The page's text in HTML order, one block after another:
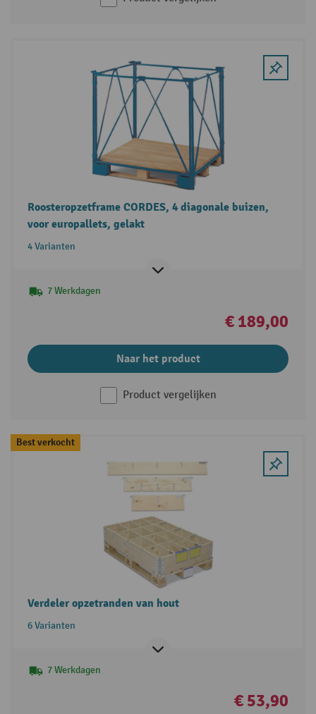
Roosteropzetframe CORDES, 4 diagonale buizen,
voor europallets, gelakt
4 Varianten
7 Werkdagen
€ 189,00
Naar het product
Product vergelijken
Best verkocht
Verdeler opzetranden van hout
6 Varianten
7 Werkdagen
€ 53,90